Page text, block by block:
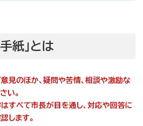
紙」とは
見のほか、疑問や苦情、相談や激励な
い。
すべて市長が目を通し、対応や回答に
します。